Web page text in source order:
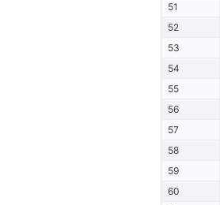
51
52
53
54
55
56
57
58
59
60